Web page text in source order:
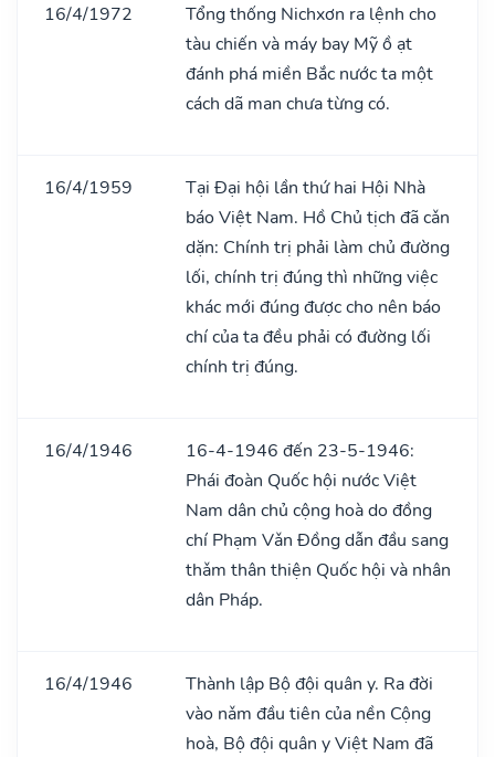
16/4/1972
Tổng thống Nichxơn ra lệnh cho
tàu chiến và máy bay Mỹ ồ ạt
đánh phá miền Bắc nước ta một
cách dã man chưa từng có.
16/4/1959
Tại Đại hội lần thứ hai Hội Nhà
báo Việt Nam. Hồ Chủ tịch đã cǎn
dặn: Chính trị phải làm chủ đường
lối, chính trị đúng thì những việc
khác mới đúng được cho nên báo
chí của ta đều phải có đường lối
chính trị đúng.
16/4/1946
16-4-1946 đến 23-5-1946:
Phái đoàn Quốc hội nước Việt
Nam dân chủ cộng hoà do đồng
chí Phạm Vǎn Đồng dẫn đầu sang
thǎm thân thiện Quốc hội và nhân
dân Pháp.
16/4/1946
Thành lập Bộ đội quân y. Ra đời
vào nǎm đầu tiên của nền Cộng
hoà, Bộ đội quân y Việt Nam đã